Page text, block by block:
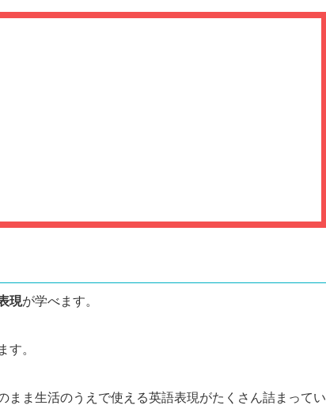
現が学べます。
す。
まま生活のうえで使える英語表現がたくさん詰まってい